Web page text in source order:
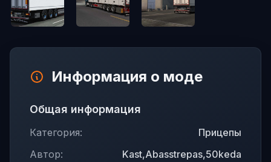
Информация о моде
Общая информация
Категория:
Прицепы
Автор:
Kast,Abasstrepas,50keda